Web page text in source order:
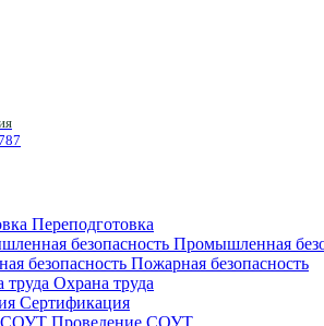
Переподготовка
Промышленная
Пожарная безопасность
Охрана труда
Сертификация
Проведение СОУТ